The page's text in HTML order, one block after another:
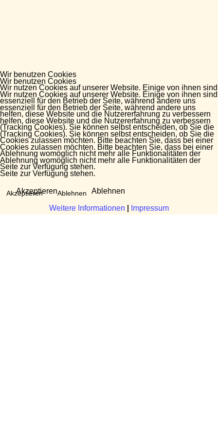
Wir benutzen Cookies
Wir nutzen Cookies auf unserer Website. Einige von ihnen sind
essenziell für den Betrieb der Seite, während andere uns
helfen, diese Website und die Nutzererfahrung zu verbessern
(Tracking Cookies). Sie können selbst entscheiden, ob Sie die
Cookies zulassen möchten. Bitte beachten Sie, dass bei einer
Ablehnung womöglich nicht mehr alle Funktionalitäten der
Seite zur Verfügung stehen.
Akzeptieren Ablehnen
Weitere Informationen Impressum
Wir benutzen Cookies
Wir nutzen Cookies auf unserer Website. Einige von ihnen sind
essenziell für den Betrieb der Seite, während andere uns
helfen, diese Website und die Nutzererfahrung zu verbessern
(Tracking Cookies). Sie können selbst entscheiden, ob Sie die
Cookies zulassen möchten. Bitte beachten Sie, dass bei einer
Ablehnung womöglich nicht mehr alle Funktionalitäten der
Seite zur Verfügung stehen.
Akzeptieren Ablehnen
Weitere Informationen Impressum